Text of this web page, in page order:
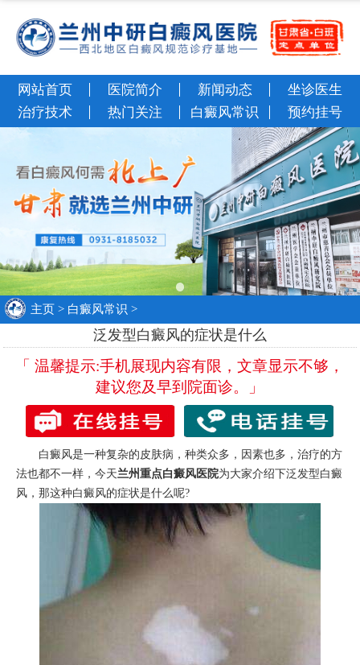
网站首页 医院简介 新闻动态
坐诊医生
治疗技术
热门关注 白癜风常识 预约挂号
主页 > 白癜风常识 >
泛发型白癜风的症状是什么
「 温馨提示:手机展现内容有限，文章显示不够，
建议您及早到院面诊。」
白癜风是一种复杂的皮肤病，种类众多，因素也多，治疗的方
法也都不一样，今天兰州重点白癜风医院为大家介绍下泛发型白癜
风，那这种白癜风的症状是什么呢?